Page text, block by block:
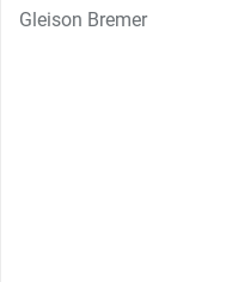
Gleison Bremer